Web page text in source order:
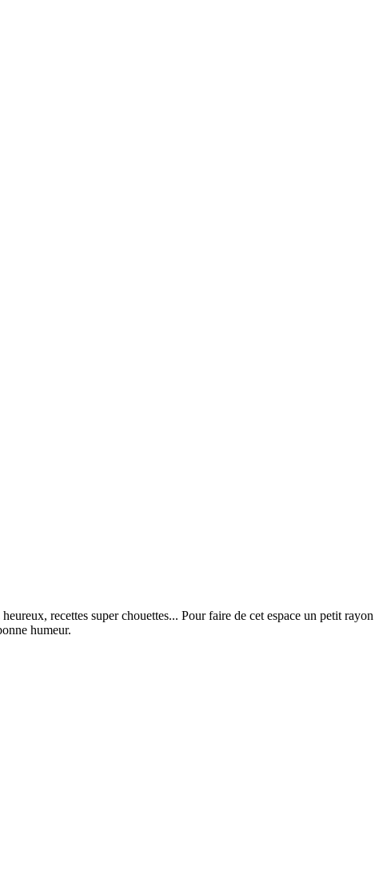
recettes super chouettes... Pour faire de cet espace un petit rayon
humeur.